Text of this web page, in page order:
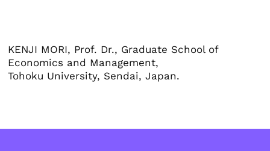
KENJI MORI, Prof. Dr., Graduate School of
Economics and Management,
Tohoku University, Sendai, Japan.